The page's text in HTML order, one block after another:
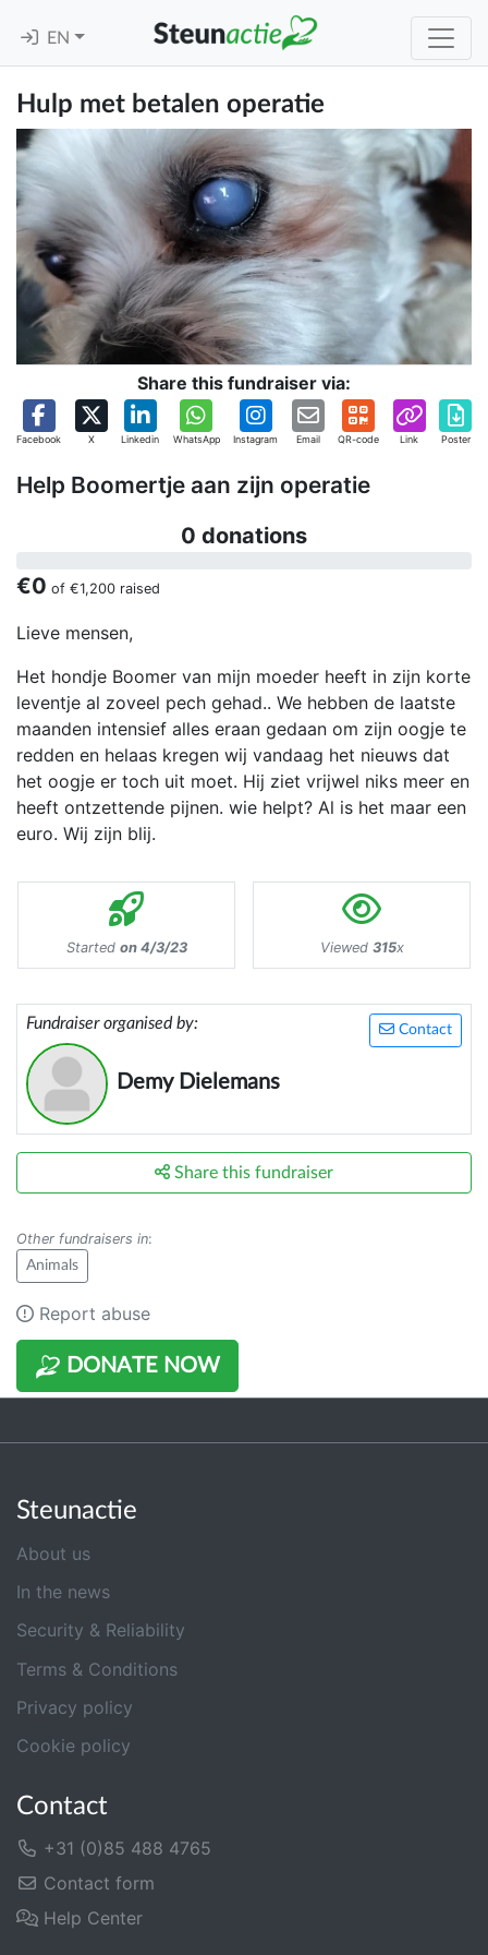
EN
Hulp met betalen operatie
Share this fundraiser via:
Facebook X Linkedin WhatsApp Instagram Email QR-code Link Poster
Help Boomertje aan zijn operatie
0 donations
€0 of €1,200 raised
Lieve mensen,
Het hondje Boomer van mijn moeder heeft in zijn korte
leventje al zoveel pech gehad.. We hebben de laatste
maanden intensief alles eraan gedaan om zijn oogje te
redden en helaas kregen wij vandaag het nieuws dat
het oogje er toch uit moet. Hij ziet vrijwel niks meer en
heeft ontzettende pijnen. wie helpt? Al is het maar een
euro. Wij zijn blij.
Started on 4/3/23 Viewed 315x
Contact
Fundraiser organised by:
Demy Dielemans
DONATE NOW
Share this fundraiser
Other fundraisers in:
Animals
Report abuse
Steunactie
About us
In the news
Security & Reliability
Terms & Conditions
Privacy policy
Cookie policy
Contact
+31 (0)85 488 4765
Contact form
Help Center